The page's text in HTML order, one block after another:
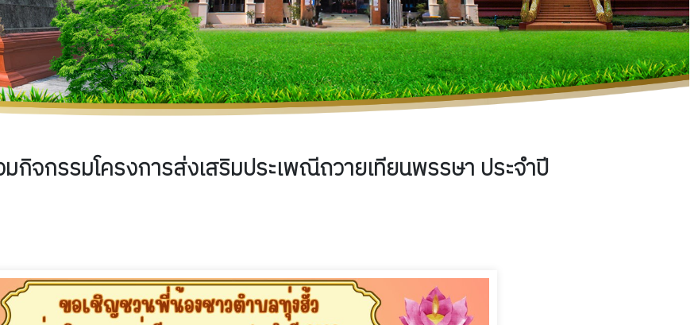
จกรรมโครงการส่งเสริมประเพณีถวายเทียนพรรษา ประจำปี